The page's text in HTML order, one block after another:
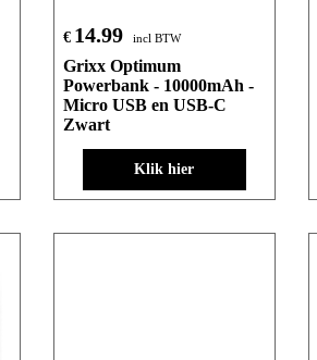
€ 14.99 incl BTW
Grixx Optimum
Powerbank - 10000mAh -
Micro USB en USB-C
Zwart
Klik hier